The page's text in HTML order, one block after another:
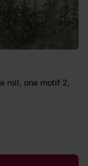
roll, one motif 2,